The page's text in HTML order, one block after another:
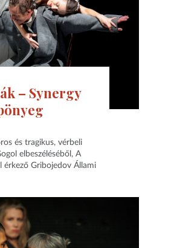
– Synergy
és tragikus, vérbeli
elbeszéléséből, A
érkező Gribojedov Állami